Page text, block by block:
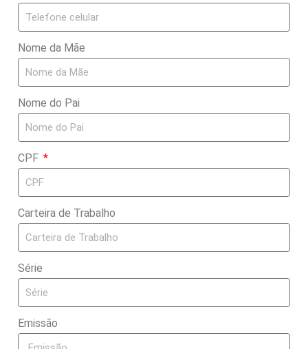
Nome da Mãe
Nome do Pai
CPF
Carteira de Trabalho
Série
Emissão